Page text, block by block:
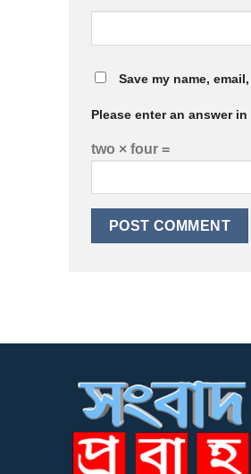
Save my name,
Please enter an answer
two × four =